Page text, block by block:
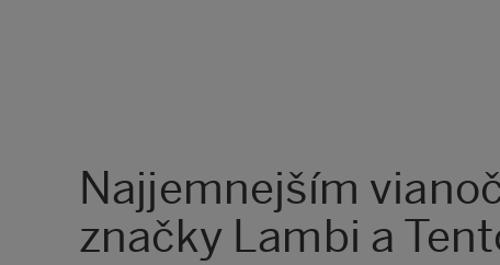
Najjemnejším
značky Lambi a